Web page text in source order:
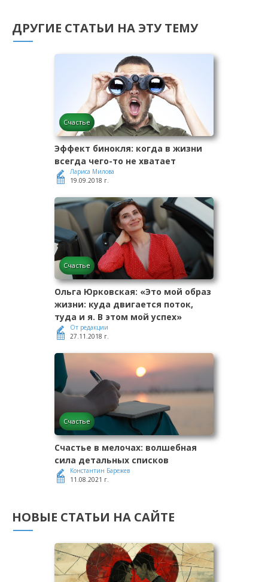
ДРУГИЕ СТАТЬИ НА ЭТУ ТЕМУ
Счастье
Эффект бинокля: когда в жизни
всегда чего-то не хватает
Лариса Милова
19.09.2018 г.
Счастье
Ольга Юрковская: «Это мой образ
жизни: куда двигается поток,
туда и я. В этом мой успех»
От редакции
27.11.2018 г.
Счастье
Счастье в мелочах: волшебная
сила детальных списков
Константин Барежев
11.08.2021 г.
НОВЫЕ СТАТЬИ НА САЙТЕ